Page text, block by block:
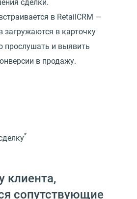
сделки.
в RetailCRM —
загружаются в карточку
прослушать и выявить
в продажу.
*
клиента,
сопутствующие